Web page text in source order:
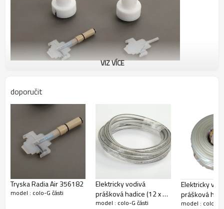
VIZ VÍCE
doporučit
Tryska Radia Air 356182
model : colo-G části
Elektricky vodivá
prášková hadice (12 x 18
mm)
model : colo-G části
Elektricky
prášková
(standardní
model : colo-G